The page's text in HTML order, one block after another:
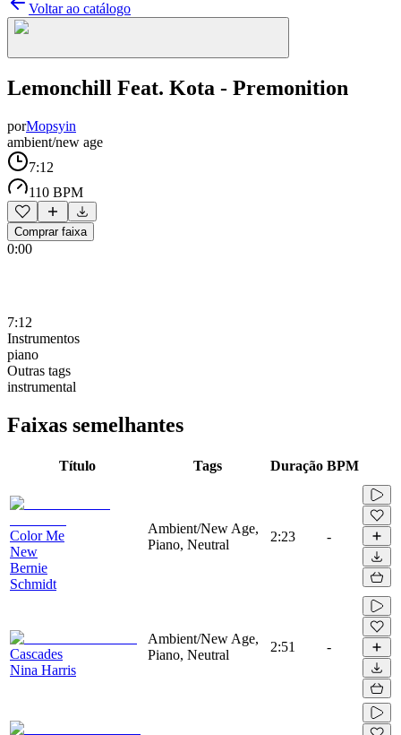
Voltar ao catálogo
Lemonchill Feat. Kota - Premonition
porMopsyin
ambient/new age
7:12
110 BPM
Comprar faixa
0:00
7:12
Instrumentos
piano
Outras tags
instrumental
Faixas semelhantes
Título Tags Duração BPM
Color Me
New
Bernie
Schmidt
Ambient/New Age,
Piano, Neutral
2:23 -
Cascades
Nina Harris
Ambient/New Age,
Piano, Neutral
2:51 -